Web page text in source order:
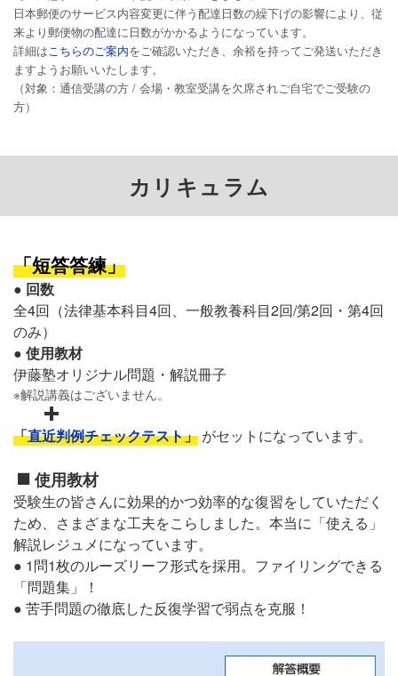
日本郵便のサービス内容変更に伴う配達日数の繰下げの影響により、従
来より郵便物の配達に日数がかかるようになっています。
詳細はこちらのご案内をご確認いただき、余裕を持ってご発送いただき
ますようお願いいたします。
（対象：通信受講の方 / 会場・教室受講を欠席されご自宅でご受験の
方）
カリキュラム
「短答答練」
● 回数
全4回（法律基本科目4回、一般教養科目2回/第2回・第4回
のみ）
● 使用教材
伊藤塾オリジナル問題・解説冊子
※解説講義はございません。
「直近判例チェックテスト」 がセットになっています。
使用教材
受験生の皆さんに効果的かつ効率的な復習をしていただく
ため、さまざまな工夫をこらしました。本当に「使える」
解説レジュメになっています。
● 1問1枚のルーズリーフ形式を採用。ファイリングできる
「問題集」！
● 苦手問題の徹底した反復学習で弱点を克服！